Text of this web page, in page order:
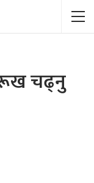
रूख चढ्नु